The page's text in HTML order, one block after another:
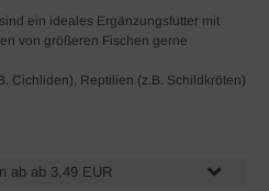
ein ideales Ergänzungsfutter mit
von größeren Fischen gerne
Cichliden), Reptilien (z.B. Schildkröten)
ab ab 3,49 EUR